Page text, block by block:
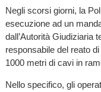
Negli scorsi giorni, la
esecuzione ad un
dall’Autorità Giudiziaria
responsabile del reato
1000 metri di cavi in
Nello specifico, gli